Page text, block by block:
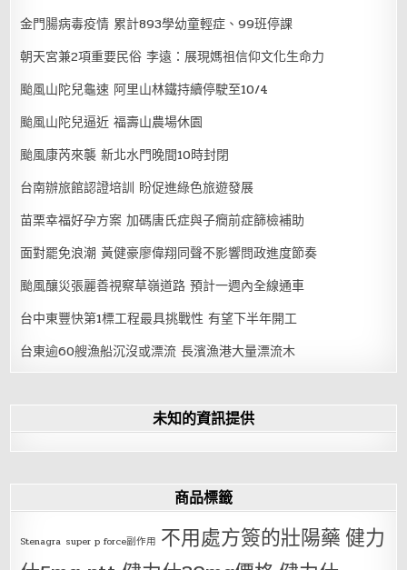
金門腸病毒疫情 累計893學幼童輕症、99班停課
朝天宮兼2項重要民俗 李遠：展現媽祖信仰文化生命力
颱風山陀兒龜速 阿里山林鐵持續停駛至10/4
颱風山陀兒逼近 福壽山農場休園
颱風康芮來襲 新北水門晚間10時封閉
台南辦旅館認證培訓 盼促進綠色旅遊發展
苗栗幸福好孕方案 加碼唐氏症與子癇前症篩檢補助
面對罷免浪潮 黃健豪廖偉翔同聲不影響問政進度節奏
颱風釀災張麗善視察草嶺道路 預計一週內全線通車
台中東豐快第1標工程最具挑戰性 有望下半年開工
台東逾60艘漁船沉沒或漂流 長濱漁港大量漂流木
未知的資訊提供
商品標籤
Stenagra super p force副作用 不用處方簽的壯陽藥健力